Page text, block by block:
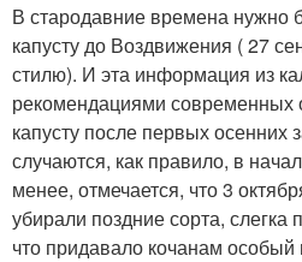
В стародавние времена нужно
капусту до Воздвижения ( 27
стилю). И эта информация из
рекомендациями современных
капусту после первых осенних
случаются, как правило, в
менее, отмечается, что 3
убирали поздние сорта,
что придавало кочанам особый